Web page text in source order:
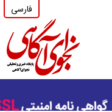
فارسی